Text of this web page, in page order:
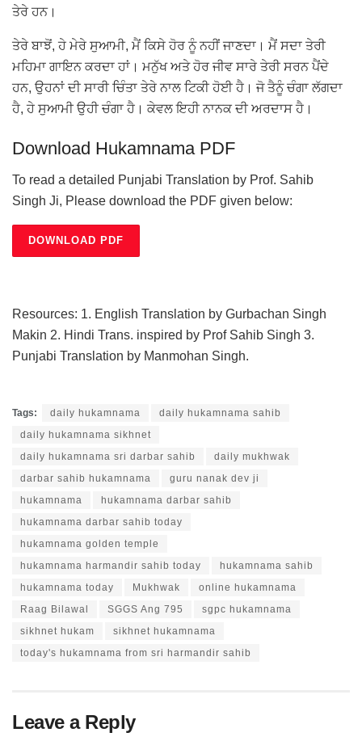
ਤੇਰੇ ਹਨ।
ਤੇਰੇ ਬਾਝੋਂ, ਹੇ ਮੇਰੇ ਸੁਆਮੀ, ਮੈਂ ਕਿਸੇ ਹੋਰ ਨੂੰ ਨਹੀਂ ਜਾਣਦਾ। ਮੈਂ ਸਦਾ ਤੇਰੀ
ਮਹਿਮਾ ਗਾਇਨ ਕਰਦਾ ਹਾਂ। ਮਨੁੱਖ ਅਤੇ ਹੋਰ ਜੀਵ ਸਾਰੇ ਤੇਰੀ ਸਰਨ ਪੈਂਦੇ
ਹਨ, ਉਹਨਾਂ ਦੀ ਸਾਰੀ ਚਿੰਤਾ ਤੇਰੇ ਨਾਲ ਟਿਕੀ ਹੋਈ ਹੈ। ਜੋ ਤੈਨੂੰ ਚੰਗਾ ਲੱਗਦਾ
ਹੈ, ਹੇ ਸੁਆਮੀ ਉਹੀ ਚੰਗਾ ਹੈ। ਕੇਵਲ ਇਹੀ ਨਾਨਕ ਦੀ ਅਰਦਾਸ ਹੈ।
Download Hukamnama PDF
To read a detailed Punjabi Translation by Prof. Sahib
Singh Ji, Please download the PDF given below:
DOWNLOAD PDF
Resources: 1. English Translation by Gurbachan Singh
Makin 2. Hindi Trans. inspired by Prof Sahib Singh 3.
Punjabi Translation by Manmohan Singh.
Tags: daily hukamnama
daily hukamnama sahib
daily hukamnama sikhnet
daily hukamnama sri darbar sahib
daily mukhwak
darbar sahib hukamnama
guru nanak dev ji
hukamnama
hukamnama darbar sahib
hukamnama darbar sahib today
hukamnama golden temple
hukamnama harmandir sahib today
hukamnama sahib
hukamnama today
Mukhwak
online hukamnama
Raag Bilawal
SGGS Ang 795
sgpc hukamnama
sikhnet hukam
sikhnet hukamnama
today's hukamnama from sri harmandir sahib
Leave a Reply